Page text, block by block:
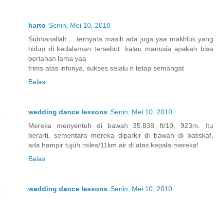
harto Senin, Mei 10, 2010
Subhanallah.... ternyata masih ada juga yaa makhluk yang
hidup di kedalaman tersebut. kalau manusia apakah bisa
bertahan lama yaa
trims atas infonya, sukses selalu n tetap semangat
Balas
wedding dance lessons Senin, Mei 10, 2010
Mereka menyentuh di bawah 35.838 ft/10, 923m. Itu
berarti, sementara mereka diparkir di bawah di batiskaf,
ada hampir tujuh miles/11km air di atas kepala mereka!
Balas
wedding dance lessons Senin, Mei 10, 2010